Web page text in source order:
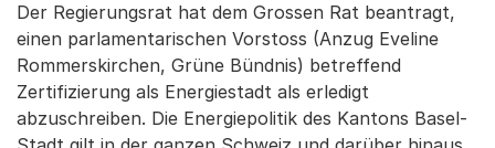
Der Regierungsrat hat dem Grossen Rat beantragt,
einen parlamentarischen Vorstoss (Anzug Eveline
Rommerskirchen, Grüne Bündnis) betreffend
Zertifizierung als Energiestadt als erledigt
abzuschreiben. Die Energiepolitik des Kantons Basel-